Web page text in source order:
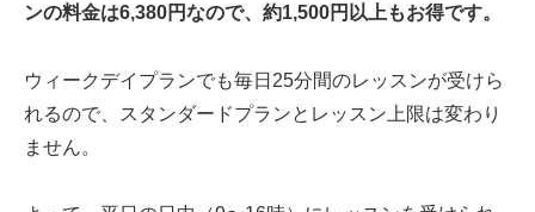
ンの料金は6,380円なので、約1,500円以上もお得です。
ウィークデイプランでも毎日25分間のレッスンが受けら
れるので、スタンダードプランとレッスン上限は変わり
ません。